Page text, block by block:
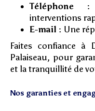
Téléphone :
interventions
E-mail : Une
Faites confiance à
Palaiseau, pour
et la tranquillité de
Nos garanties et